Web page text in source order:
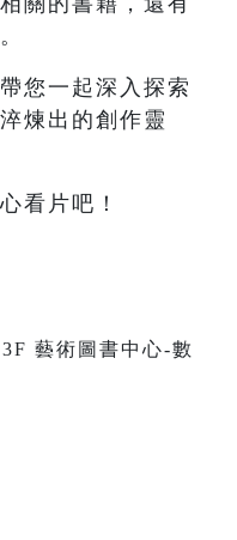
您一起深入探索
煉出的創作靈
看片吧！
藝術圖書中心-數